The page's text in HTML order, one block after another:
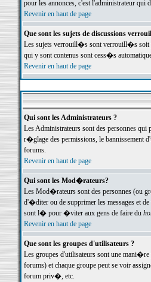
pour les annonces, c'est l'administrateur
Revenir en haut de page
Que sont les sujets de discussions
Les sujets verrouill�s sont verrouill�s soit
qui y sont contenus sont cess�s
Revenir en haut de page
Qui sont les Administrateurs ?
Les Administrateurs sont des personnes
r�glage des permissions, le bannissement
forums.
Revenir en haut de page
Qui sont les Mod�rateurs?
Les Mod�rateurs sont des personnes (ou
d'�diter ou de supprimer les messages et
sont l� pour �viter aux gens de faire du
Revenir en haut de page
Que sont les groupes d'utilisateurs ?
Les groupes d'utilisateurs sont une
forums) et chaque groupe peut se voir
forum priv�, etc.